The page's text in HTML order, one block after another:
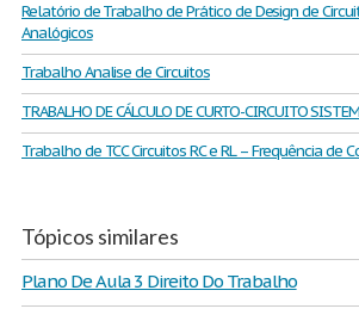
Relatório de Trabalho de Prático de Design de
Analógicos
Trabalho Analise de Circuitos
TRABALHO DE CÁLCULO DE CURTO-CIRCUITO
Trabalho de TCC Circuitos RC e RL – Frequência de
Tópicos similares
Plano De Aula 3 Direito Do Trabalho